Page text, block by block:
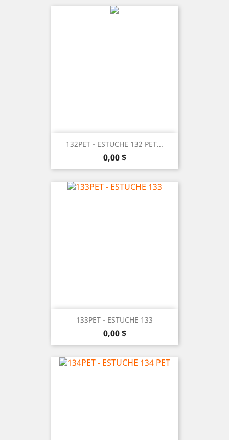
132PET - ESTUCHE 132 PET...
Precio
0,00 $
133PET - ESTUCHE 133
Precio
0,00 $